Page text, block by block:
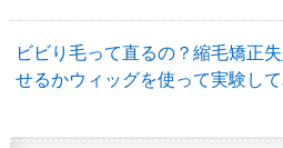
ビビり毛って直るの？縮毛矯正
せるかウィッグを使って実験し